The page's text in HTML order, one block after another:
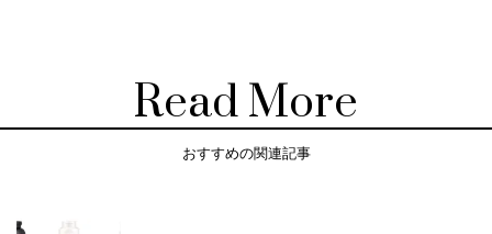
Read More
おすすめの関連記事